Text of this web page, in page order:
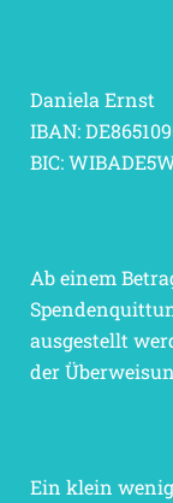
Daniela Ernst
IBAN:
BIC:
Ab einem
ausgestellt
der
Ein klein